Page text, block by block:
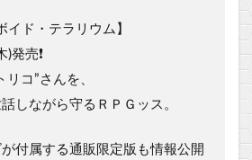
イド・テラリウム】
発売❗️
リコ”さんを、
しながら守るＲＰＧッス。
付属する通販限定版も情報公開